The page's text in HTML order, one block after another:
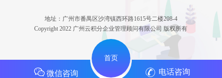
地址：广州市番禺区沙湾镇西环路1615号二楼208-4
Copyright 2022 广州云积分企业管理顾问有限公司 版权所有
微信咨询
首页
电话咨询